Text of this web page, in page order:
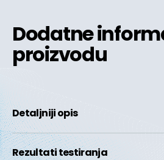
Detaljniji opis
Rezultati testiranja
Dodatne
proizvodu